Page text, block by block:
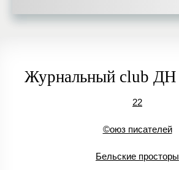
Журнальный club ДН
22
©оюз писателей
Бельские просторы